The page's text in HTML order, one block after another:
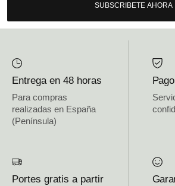
SUBSCRIBETE AHORA
Entrega en 48 horas
Para compras
realizadas en España
(Península)
Portes gratis a partir